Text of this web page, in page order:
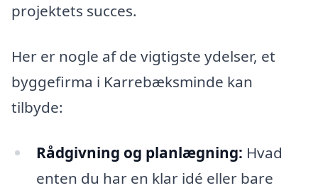
projektets succes.
Her er nogle af de vigtigste ydelser, et
byggefirma i Karrebæksminde kan
tilbyde:
Rådgivning og planlægning: Hvad
enten du har en klar idé eller bare